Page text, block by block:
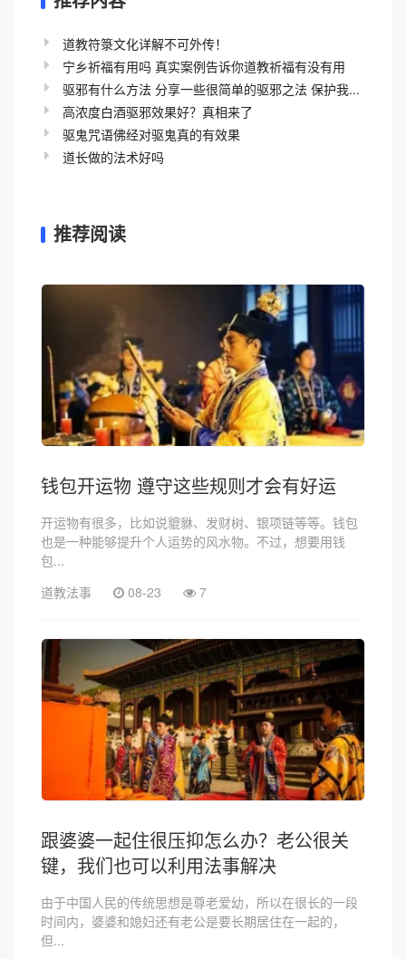
道教符箓文化详解不可外传！
宁乡祈福有用吗 真实案例告诉你道教祈福有没有用
驱邪有什么方法 分享一些很简单的驱邪之法 保护我...
高浓度白酒驱邪效果好？真相来了
驱鬼咒语佛经对驱鬼真的有效果
道长做的法术好吗
推荐阅读
钱包开运物 遵守这些规则才会有好运
开运物有很多，比如说貔貅、发财树、银项链等等。钱包
也是一种能够提升个人运势的风水物。不过，想要用钱
包...
道教法事
08-23 7
跟婆婆一起住很压抑怎么办？老公很关
键，我们也可以利用法事解决
由于中国人民的传统思想是尊老爱幼，所以在很长的一段
时间内，婆婆和媳妇还有老公是要长期居住在一起的，
但...